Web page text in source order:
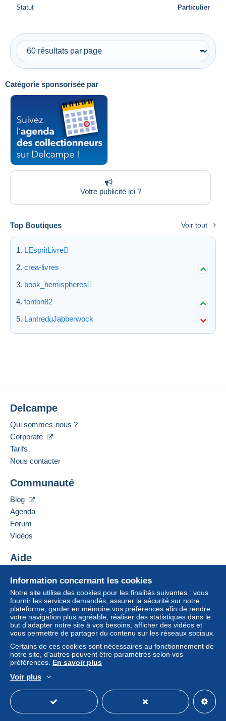
Catégorie sponsorisée par
Votre publicité ici ?
Top Boutiques Voir tout
LEspritLivre
crea-livres
book_hemispheres
tonton82
LantreduJabberwock
Statut Particulier
Information concernant les cookies
Notre site utilise des cookies pour les finalités suivantes : vous
fournir les services demandés, assurer la sécurité sur notre
plateforme, garder en mémoire vos préférences afin de rendre
votre navigation plus agréable, réaliser des statistiques dans le
but d’adapter notre site à vos besoins, afficher des vidéos et
vous permettre de partager du contenu sur les réseaux sociaux.
Certains de ces cookies sont nécessaires au fonctionnement de
notre site, d’autres peuvent être paramétrés selon vos
préférences. En savoir plus
Voir plus
Delcampe
Qui sommes-nous ?
Corporate
Tarifs
Nous contacter
Communauté
Blog
Agenda
Forum
Vidéos
Aide
Acheter sur Delcampe
Vendre sur Delcampe
Un site sécurisé